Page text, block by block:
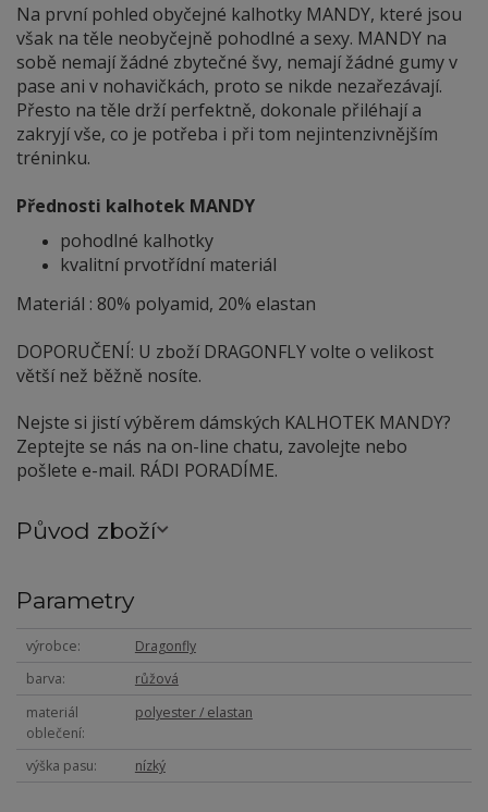
Na první pohled obyčejné kalhotky MANDY, které jsou
však na těle neobyčejně pohodlné a sexy. MANDY na
sobě nemají žádné zbytečné švy, nemají žádné gumy v
pase ani v nohavičkách, proto se nikde nezařezávají.
Přesto na těle drží perfektně, dokonale přiléhají a
zakryjí vše, co je potřeba i při tom nejintenzivnějším
tréninku.
Přednosti kalhotek MANDY
pohodlné kalhotky
kvalitní prvotřídní materiál
Materiál : 80% polyamid, 20% elastan
DOPORUČENÍ: U zboží DRAGONFLY volte o velikost
větší než běžně nosíte.
Nejste si jistí výběrem dámských KALHOTEK MANDY?
Zeptejte se nás na on-line chatu, zavolejte nebo
pošlete e-mail. RÁDI PORADÍME.
Původ zboží
Parametry
výrobce
Dragonfly
barva
růžová
materiál
oblečení
polyester / elastan
výška pasu nízký